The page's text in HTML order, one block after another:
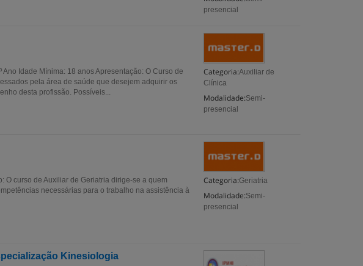
presencial
Categoria:Auxiliar de
Clínica
Modalidade:Semi-
presencial
Idade Mínima: 18 anos Apresentação: O Curso de
pela área de saúde que desejem adquirir os
desta profissão. Possíveis...
Categoria:Geriatria
Modalidade:Semi-
presencial
O curso de Auxiliar de Geriatria dirige-se a quem
necessárias para o trabalho na assistência à
Kinesiologia